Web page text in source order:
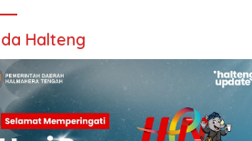
Halteng